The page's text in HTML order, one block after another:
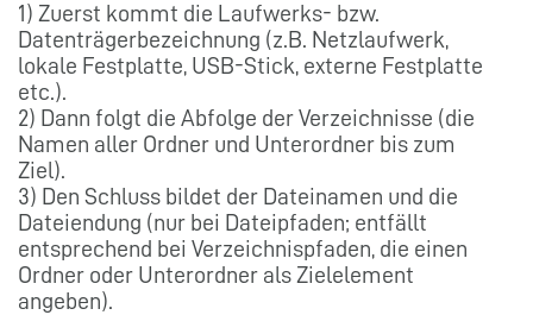
1) Zuerst kommt die Laufwerks- bzw.
Datenträgerbezeichnung (z.B. Netzlaufwerk,
lokale Festplatte, USB-Stick, externe Festplatte
etc.).
2) Dann folgt die Abfolge der Verzeichnisse (die
Namen aller Ordner und Unterordner bis zum
Ziel).
3) Den Schluss bildet der Dateinamen und die
Dateiendung (nur bei Dateipfaden; entfällt
entsprechend bei Verzeichnispfaden, die einen
Ordner oder Unterordner als Zielelement
angeben).